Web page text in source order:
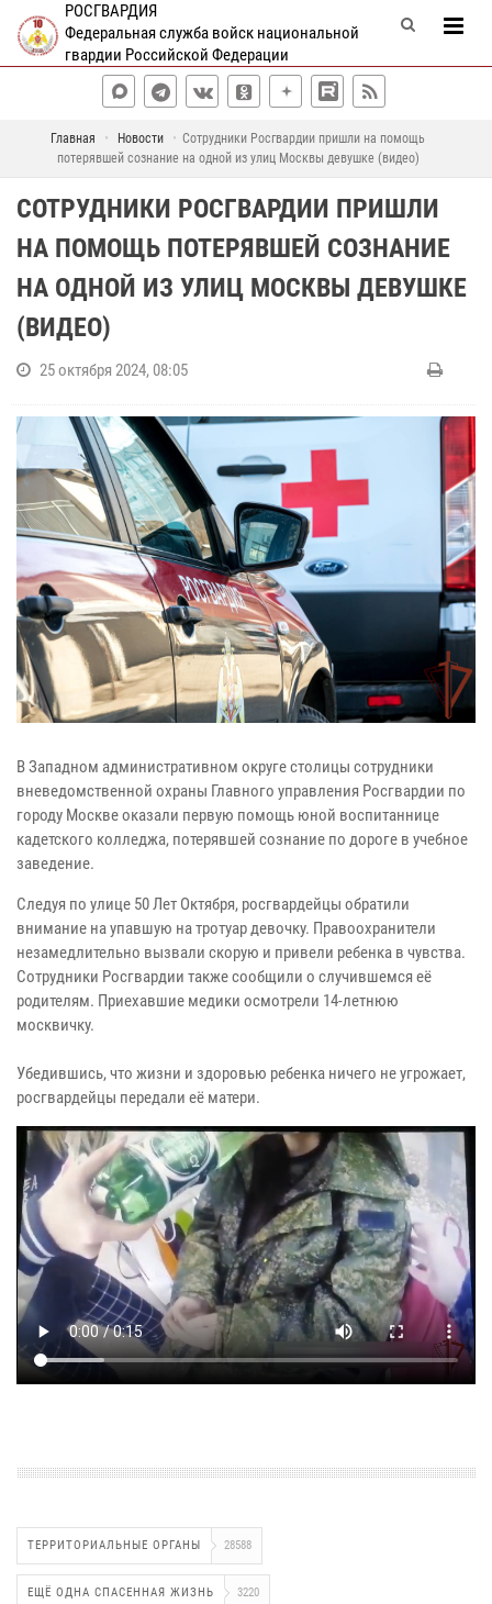
РОСГВАРДИЯ
Федеральная служба войск национальной
гвардии Российской Федерации
Главная Новости
Сотрудники Росгвардии пришли на помощь
потерявшей сознание на одной из улиц Москвы девушке (видео)
СОТРУДНИКИ РОСГВАРДИИ ПРИШЛИ
НА ПОМОЩЬ ПОТЕРЯВШЕЙ СОЗНАНИЕ
НА ОДНОЙ ИЗ УЛИЦ МОСКВЫ ДЕВУШКЕ
(ВИДЕО)
25 октября 2024, 08:05
В Западном административном округе столицы сотрудники
вневедомственной охраны Главного управления Росгвардии по
городу Москве оказали первую помощь юной воспитаннице
кадетского колледжа, потерявшей сознание по дороге в учебное
заведение.
Следуя по улице 50 Лет Октября, росгвардейцы обратили
внимание на упавшую на тротуар девочку. Правоохранители
незамедлительно вызвали скорую и привели ребенка в чувства.
Сотрудники Росгвардии также сообщили о случившемся её
родителям. Приехавшие медики осмотрели 14-летнюю
москвичку.
Убедившись, что жизни и здоровью ребенка ничего не угрожает,
росгвардейцы передали её матери.
ТЕРРИТОРИАЛЬНЫЕ ОРГАНЫ 28588
ЕЩЁ ОДНА СПАСЕННАЯ ЖИЗНЬ 3220